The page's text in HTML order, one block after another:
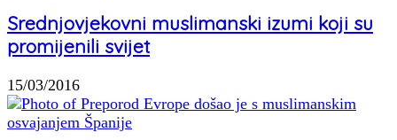
Srednjovjekovni muslimanski izumi koji su
promijenili svijet
15/03/2016